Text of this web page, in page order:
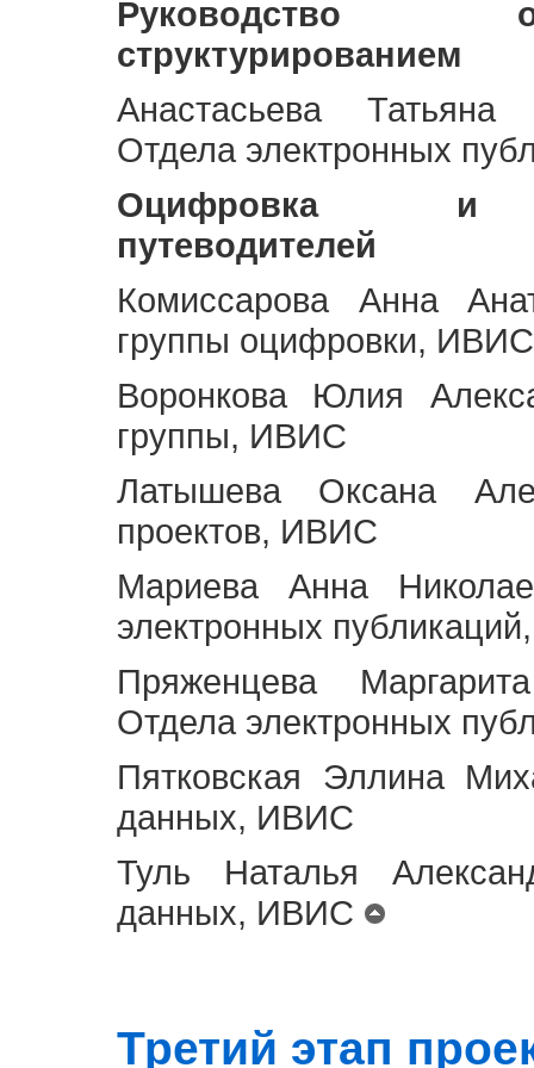
Руководство
структурированием
Анастасьева Татьяна
Отдела электронных
Оцифровка и
путеводителей
Комиссарова Анна
группы оцифровки, ИВИС
Воронкова Юлия
группы, ИВИС
Латышева Оксана
проектов, ИВИС
Мариева Анна
электронных
Пряженцева
Отдела электронных
Пятковская Эллина
данных, ИВИС
Туль Наталья
данных, ИВИС
Третий этап